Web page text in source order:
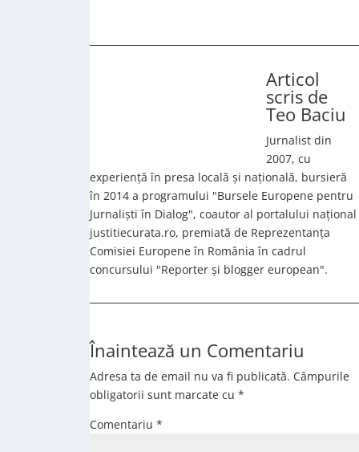
Articol
scris de
Teo Baciu
Jurnalist din
2007, cu
experiență în presa locală și națională, bursieră
în 2014 a programului "Bursele Europene pentru
Jurnaliști în Dialog", coautor al portalului național
justitiecurata.ro, premiată de Reprezentanța
Comisiei Europene în România în cadrul
concursului "Reporter și blogger european".
Înaintează un Comentariu
Adresa ta de email nu va fi publicată. Câmpurile
obligatorii sunt marcate cu *
Comentariu *